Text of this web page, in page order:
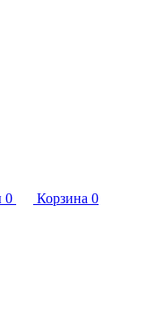
0 Корзина 0